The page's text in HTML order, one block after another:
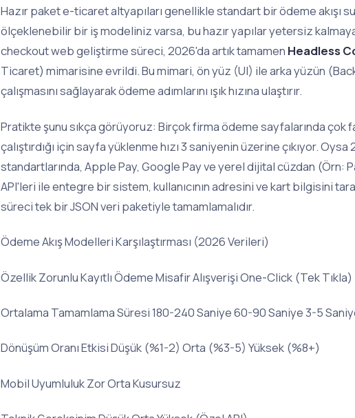
Hazır paket e-ticaret altyapıları genellikle standart bir ödeme akışı
ölçeklenebilir bir iş modeliniz varsa, bu hazır yapılar yetersiz
checkout web geliştirme süreci, 2026'da artık tamamen Headless
Ticaret) mimarisine evrildi. Bu mimari, ön yüz (UI) ile arka yüzün
çalışmasını sağlayarak ödeme adımlarını ışık hızına ulaştırır.
Pratikte şunu sıkça görüyoruz: Birçok firma ödeme sayfalarında çok
çalıştırdığı için sayfa yüklenme hızı 3 saniyenin üzerine çıkıyor.
standartlarında, Apple Pay, Google Pay ve yerel dijital cüzdan (Örn:
API'leri ile entegre bir sistem, kullanıcının adresini ve kart bilgisini
süreci tek bir JSON veri paketiyle tamamlamalıdır.
Ödeme Akış Modelleri Karşılaştırması (2026 Verileri)
Özellik Zorunlu Kayıtlı Ödeme Misafir Alışverişi One-Click (Tek Tıkla)
Ortalama Tamamlama Süresi 180-240 Saniye 60-90 Saniye 3-5
Dönüşüm Oranı Etkisi Düşük (%1-2) Orta (%3-5) Yüksek (%8+)
Mobil Uyumluluk Zor Orta Kusursuz